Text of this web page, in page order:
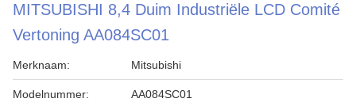
MITSUBISHI 8,4 Duim Industriële LCD Comité
Vertoning AA084SC01
Merknaam: Mitsubishi
Modelnummer: AA084SC01